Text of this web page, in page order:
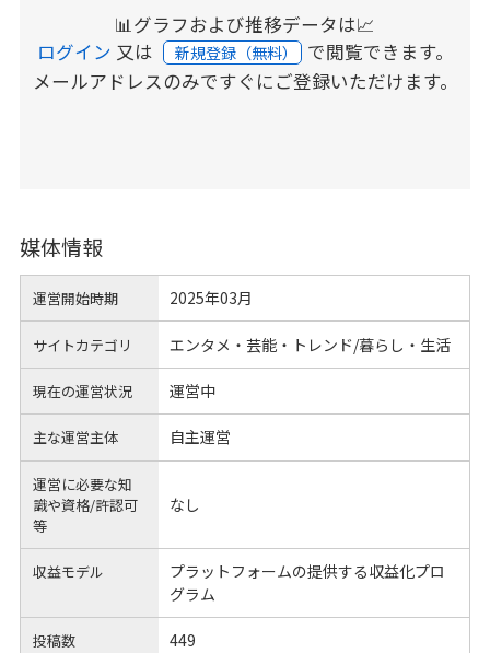
📊グラフおよび推移データは📈
ログイン 又は 新規登録（無料） で閲覧できます。
メールアドレスのみですぐにご登録いただけます。
媒体情報
運営開始時期 2025年03月
サイトカテゴリ エンタメ・芸能・トレンド/暮らし・生活
現在の運営状況 運営中
主な運営主体 自主運営
運営に必要な知
識や資格/許認可
等
なし
収益モデル
プラットフォームの提供する収益化プロ
グラム
投稿数 449